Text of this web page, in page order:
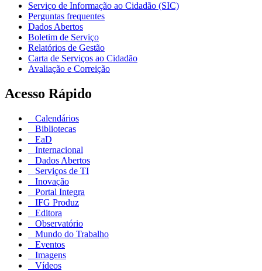
Serviço de Informação ao Cidadão (SIC)
Perguntas frequentes
Dados Abertos
Boletim de Serviço
Relatórios de Gestão
Carta de Serviços ao Cidadão
Avaliação e Correição
Acesso Rápido
Calendários
Bibliotecas
EaD
Internacional
Dados Abertos
Serviços de TI
Inovação
Portal Integra
IFG Produz
Editora
Observatório
Mundo do Trabalho
Eventos
Imagens
Vídeos